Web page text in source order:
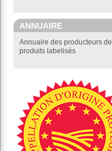
ANNUAIRE
Annuaire des producteurs de
produits labelisés